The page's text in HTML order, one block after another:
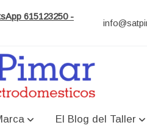
615123250 -
El Blog del Taller